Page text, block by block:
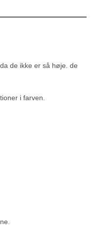
de ikke er så høje. de
i farven.